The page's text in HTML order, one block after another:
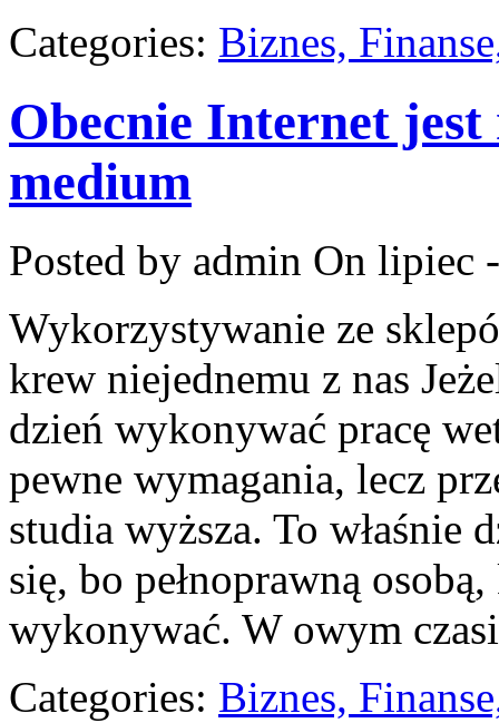
Categories: Biznes,
Obecnie Internet
medium
Posted by admin On lipiec
Wykorzystywanie ze
krew niejednemu z nas
dzień wykonywać pracę
pewne wymagania, lecz
studia wyższa. To właśnie
się, bo pełnoprawną
wykonywać. W owym
Categories: Biznes,